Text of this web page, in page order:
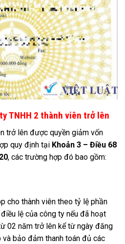
TNHH 2 thành viên trở lên
trở lên được quyền giảm vốn
quy định tại Khoản 3 – Điều 68
, các trường hợp đó bao gồm:
cho thành viên theo tỷ lệ phần
lệ của công ty nếu đã hoạt
02 năm trở lên kể từ ngày đăng
và bảo đảm thanh toán đủ các